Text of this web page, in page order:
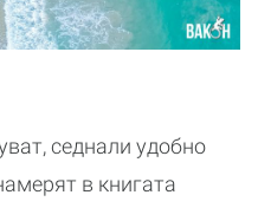
седнали удобно
в книгата